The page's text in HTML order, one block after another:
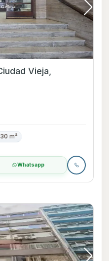
30 m²
Whatsapp